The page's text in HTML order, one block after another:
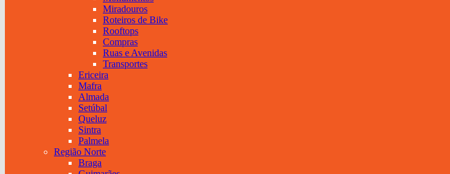
Miradouros
Roteiros de Bike
Rooftops
Compras
Ruas e Avenidas
Transportes
Ericeira
Mafra
Almada
Setúbal
Queluz
Sintra
Palmela
Região Norte
Braga